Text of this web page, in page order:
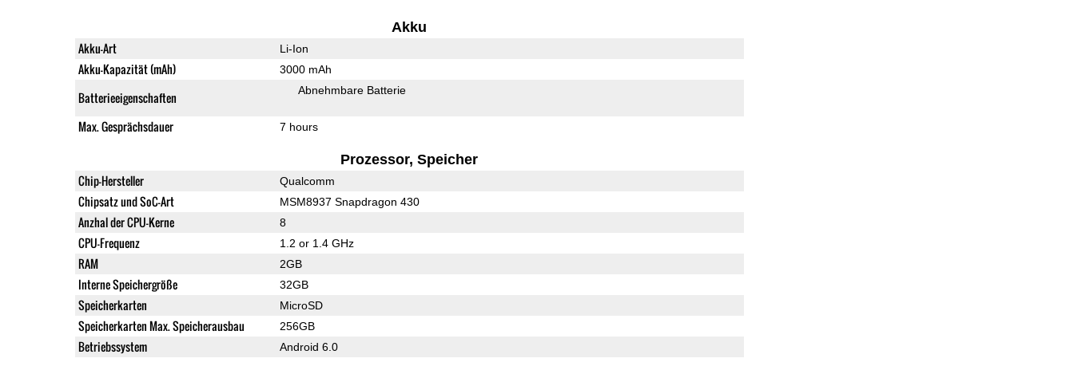
Akku
Akku-Art Li-Ion
Akku-Kapazität (mAh) 3000 mAh
Batterieeigenschaften Abnehmbare Batterie
Max. Gesprächsdauer 7 hours
Prozessor, Speicher
Chip-Hersteller Qualcomm
Chipsatz und SoC-Art MSM8937 Snapdragon 430
Anzhal der CPU-Kerne 8
CPU-Frequenz 1.2 or 1.4 GHz
RAM 2GB
Interne Speichergröße 32GB
Speicherkarten MicroSD
Speicherkarten Max. Speicherausbau 256GB
Betriebssystem Android 6.0